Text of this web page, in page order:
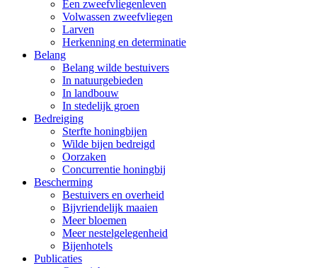
Een zweefvliegenleven
Volwassen zweefvliegen
Larven
Herkenning en determinatie
Belang
Belang wilde bestuivers
In natuurgebieden
In landbouw
In stedelijk groen
Bedreiging
Sterfte honingbijen
Wilde bijen bedreigd
Oorzaken
Concurrentie honingbij
Bescherming
Bestuivers en overheid
Bijvriendelijk maaien
Meer bloemen
Meer nestelgelegenheid
Bijenhotels
Publicaties